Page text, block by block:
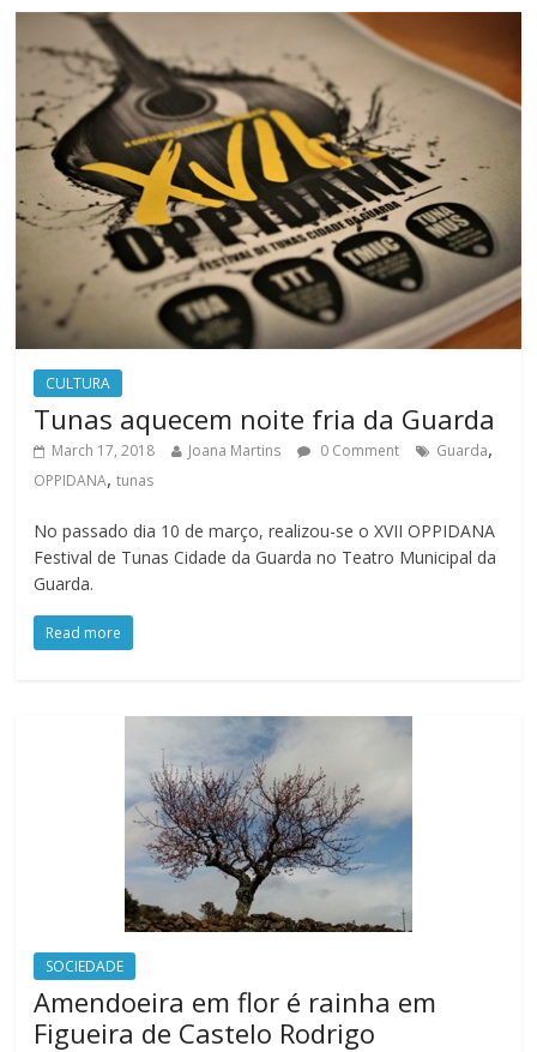
CULTURA
Tunas aquecem noite fria da Guarda
March 17, 2018 Joana Martins 0 Comment Guarda,
OPPIDANA,tunas
No passado dia 10 de março, realizou-se o XVII OPPIDANA
Festival de Tunas Cidade da Guarda no Teatro Municipal da
Guarda.
Read more
SOCIEDADE
Amendoeira em flor é rainha em
Figueira de Castelo Rodrigo